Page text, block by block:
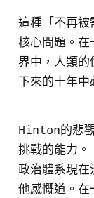
這種「不再被
核心問題。
界中，人類
下來的十年中
Hinton的悲
挑戰的能力。
政治體系現在
他感慨道。在